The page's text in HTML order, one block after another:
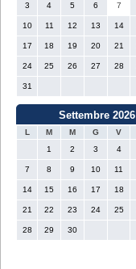
3 4 5 6 7
10 11 12 13 14
17 18 19 20 21
24 25 26 27 28
31
Settembre 2026
L M M G V
1
2 3 4
7 8 9 10 11
14 15 16 17 18
21 22 23 24 25
28 29 30